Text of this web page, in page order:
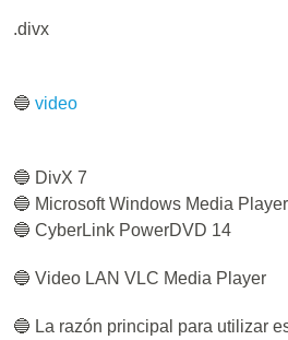
.divx
🔵video
🔵 DivX 7
🔵 Microsoft Windows Media Player
🔵 CyberLink PowerDVD 14
🔵 Video LAN VLC Media Player
🔵 La razón principal para utilizar